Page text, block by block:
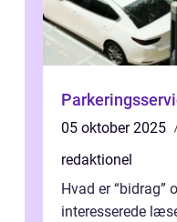
05 oktober 2025
redaktionel
Hvad er “bidrag”
interesserede